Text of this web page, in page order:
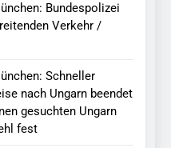
Bundespolizei
Verkehr /
Schneller
nach Ungarn beendet
gesuchten Ungarn
fest